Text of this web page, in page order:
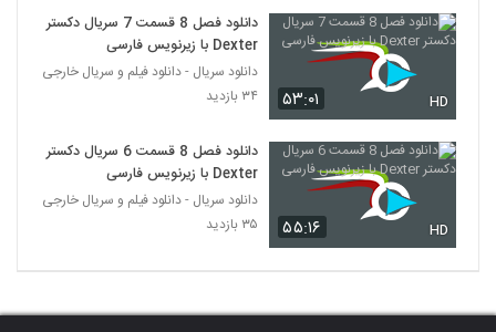
۵۳:۰۱ HD
دانلود فصل 8 قسمت 7 سریال دکستر
Dexter با زیرنویس فارسی
دانلود سریال - دانلود فیلم و سریال خارجی
۳۴ بازدید
۵۵:۱۶ HD
دانلود فصل 8 قسمت 6 سریال دکستر
Dexter با زیرنویس فارسی
دانلود سریال - دانلود فیلم و سریال خارجی
۳۵ بازدید